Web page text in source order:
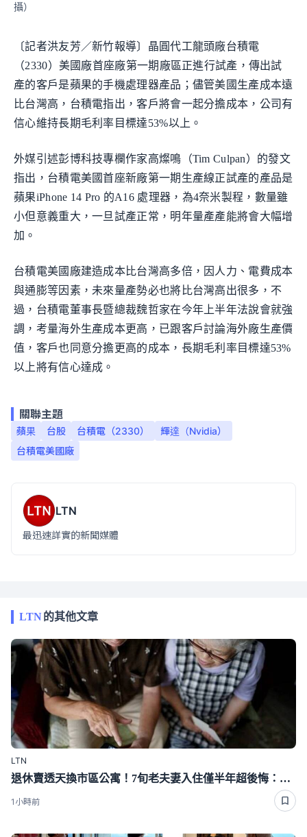
攝）
〔記者洪友芳／新竹報導〕晶圓代工龍頭廠台積電
（2330）美國廠首座廠第一期廠區正進行試產，傳出試
產的客戶是蘋果的手機處理器產品；儘管美國生產成本遠
比台灣高，台積電指出，客戶將會一起分擔成本，公司有
信心維持長期毛利率目標達53%以上。
外媒引述彭博科技專欄作家高燦鳴（Tim Culpan）的發文
指出，台積電美國首座新廠第一期生產線正試產的產品是
蘋果iPhone 14 Pro 的A16 處理器，為4奈米製程，數量雖
小但意義重大，一旦試產正常，明年量產產能將會大幅增
加。
台積電美國廠建造成本比台灣高多倍，因人力、電費成本
與通膨等因素，未來量產勢必也將比台灣高出很多，不
過，台積電董事長暨總裁魏哲家在今年上半年法說會就強
調，考量海外生產成本更高，已跟客戶討論海外廠生產價
值，客戶也同意分擔更高的成本，長期毛利率目標達53%
以上將有信心達成。
關聯主題
蘋果 台股 台積電（2330）
輝達（Nvidia）
台積電美國廠
LTN
最迅速詳實的新聞媒體
LTN 的其他文章
LTN
退休賣透天換市區公寓！7旬老夫妻入住僅半年超後悔：當初不該賣的
1小時前